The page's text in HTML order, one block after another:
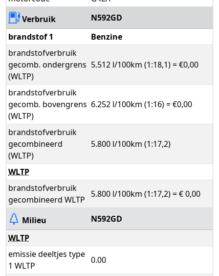
Verbruik
N592GD
brandstof 1
Benzine
brandstofverbruik
gecomb. ondergrens
(WLTP)
5.512 l/100km (1:18,1) = €0,00
brandstofverbruik
gecomb. bovengrens
(WLTP)
6.252 l/100km (1:16) = €0,00
brandstofverbruik
gecombineerd
(WLTP)
5.800 l/100km (1:17,2)
WLTP
brandstofverbruik
gecombineerd WLTP
5.800 l/100km (1:17,2) = € 0,00
Milieu
N592GD
WLTP
emissie deeltjes type
1 WLTP
0.00